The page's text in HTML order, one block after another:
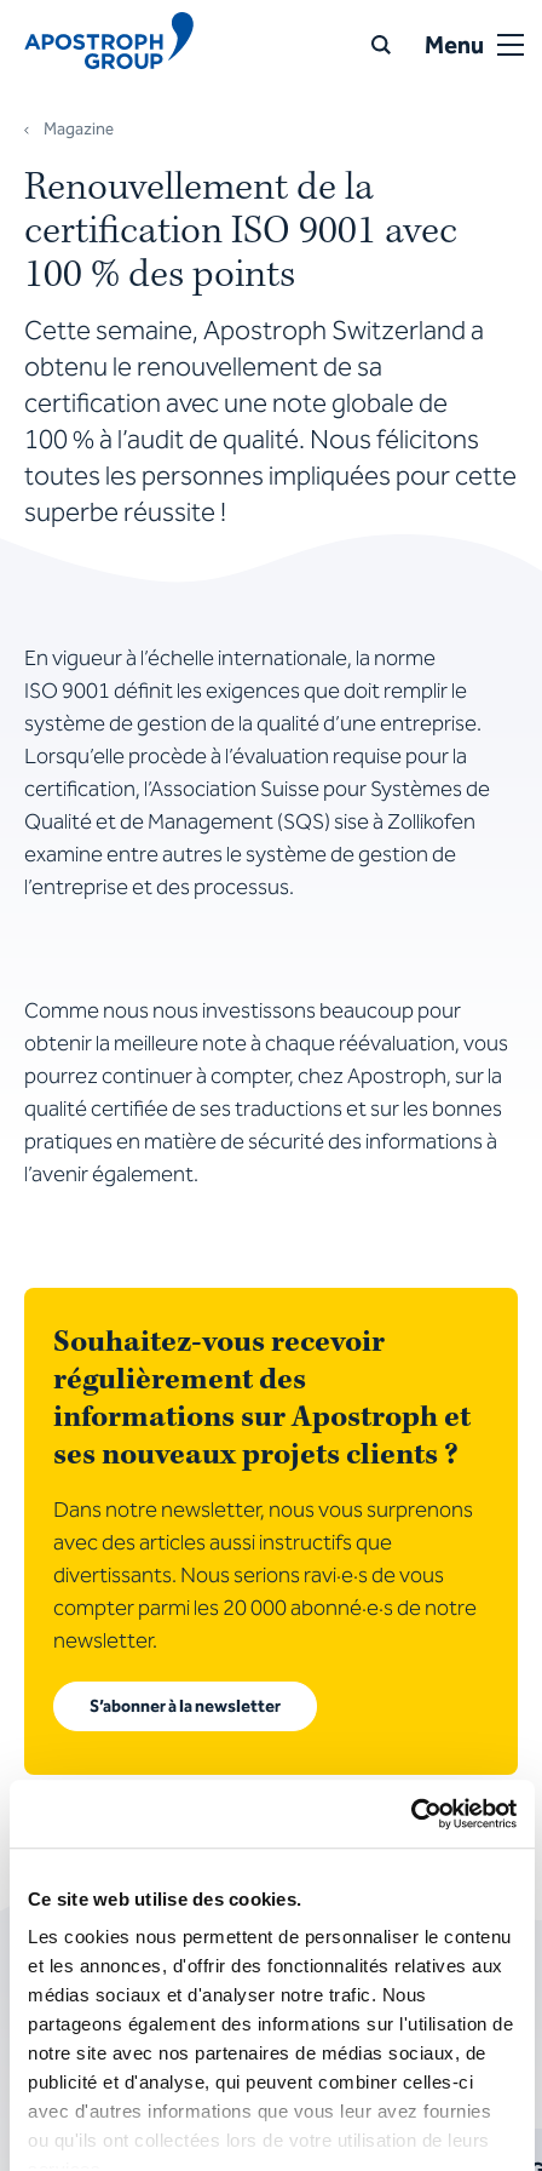
Ce site web utilise des cookies.
Les cookies nous permettent de personnaliser le contenu
et les annonces, d'offrir des fonctionnalités relatives aux
médias sociaux et d'analyser notre trafic. Nous
partageons également des informations sur l'utilisation de
notre site avec nos partenaires de médias sociaux, de
publicité et d'analyse, qui peuvent combiner celles-ci
avec d'autres informations que vous leur avez fournies
ou qu'ils ont collectées lors de votre utilisation de leurs
Menu
Magazine
Renouvellement de la
certification ISO 9001 avec
100 % des points
Cette semaine, Apostroph Switzerland a
obtenu le renouvellement de sa
certification avec une note globale de
100 % à l’audit de qualité. Nous félicitons
toutes les personnes impliquées pour cette
superbe réussite !
En vigueur à l’échelle internationale, la norme
ISO 9001 définit les exigences que doit remplir le
système de gestion de la qualité d’une entreprise.
Lorsqu’elle procède à l’évaluation requise pour la
certification, l’Association Suisse pour Systèmes de
Qualité et de Management (SQS) sise à Zollikofen
examine entre autres le système de gestion de
l’entreprise et des processus.
Comme nous nous investissons beaucoup pour
obtenir la meilleure note à chaque réévaluation, vous
pourrez continuer à compter, chez Apostroph, sur la
qualité certifiée de ses traductions et sur les bonnes
pratiques en matière de sécurité des informations à
l’avenir également.
Souhaitez-vous recevoir
régulièrement des
informations sur Apostroph et
ses nouveaux projets clients ?
Dans notre newsletter, nous vous surprenons
avec des articles aussi instructifs que
divertissants. Nous serions ravi·e·s de vous
compter parmi les 20 000 abonné·e·s de notre
newsletter.
S’abonner à la newsletter
Les thèmes suivants
pourraient également vous
intéresser :